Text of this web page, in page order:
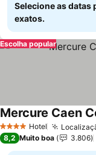
Selecione as datas
exatos.
Escolha popular
4 EstrelasHotel
Mercure Caen
8,2 Muito boa 3.806